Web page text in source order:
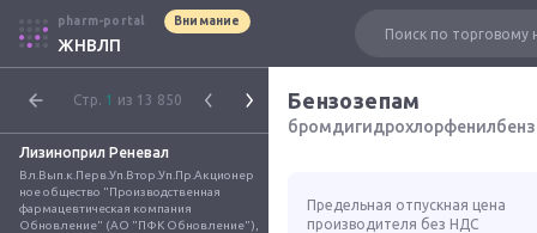
pharm-portal Внимание
ЖНВЛП
Стр. 1 из 13 850
Лизиноприл Реневал
Вл.Вып.к.Перв.Уп.Втор.Уп.Пр.Акционер
ное общество "Производственная
фармацевтическая компания
Обновление" (АО "ПФК Обновление"),
Бензозепам
Предельная отпускная цена
производителя без НДС